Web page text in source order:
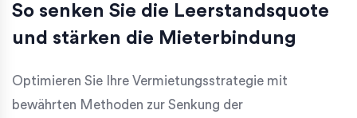
So senken Sie die Leerstandsquote
und stärken die Mieterbindung
Optimieren Sie Ihre Vermietungsstrategie mit
bewährten Methoden zur Senkung der